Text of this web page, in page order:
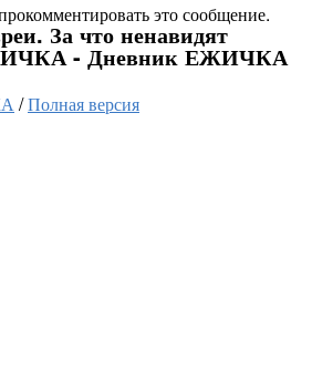
это сообщение.
За что ненавидят
- Дневник ЕЖИЧКА
/Полная версия